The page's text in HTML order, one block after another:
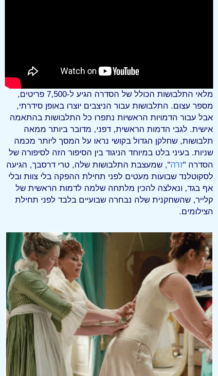
מלאי התלבושות הכולל של הסדרה הגיע ל-7,500 פריטים,
מספר עצום. התלבושות עבור הניצבים יוצרו באופן סידרתי,
אבל עבור הדמויות הראשיות נתפרו כל התלבושות בהתאמה
אישית. לגבי הדמות הראשית, דפני, מדובר ביותר ממאה
תלבושות, שחלקן הגדול בקושי נראו על המסך ליותר מכמה
שניות. בעיני בלט במיוחד הניגוד בין הסיפור הזה לסיפורה של
הסדרה "זרה", שמעצבת התלבושות שלה, טרי דרסבך, הגיעה
לסקוטלנד שבועות מעטים לפני תחילת ההפקה בלי צוות ובלי
אף בגד, ונאלצה להכין מלתחה שלמה לדמות הראשית של
קלייר, שהשחקנית שלה נבחרה שבועיים בלבד לפני תחילת
הצילומים.